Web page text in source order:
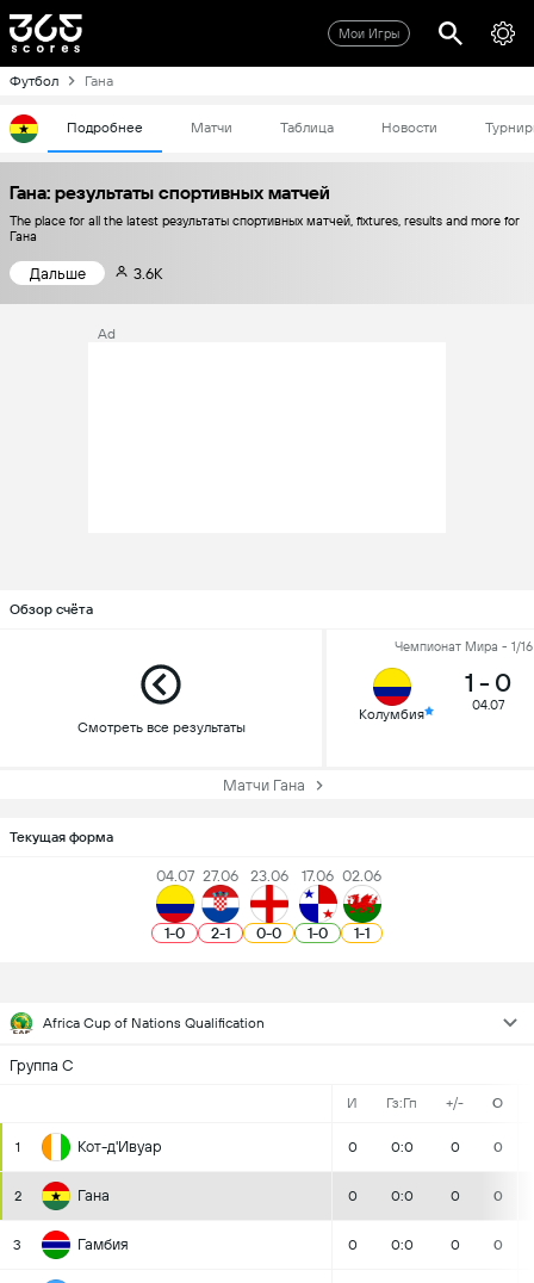
Мои Игры
Футбол Гана
Подробнее Матчи Таблица Новости
Гана: результаты спортивных матчей
The place for all the latest результаты спортивных матчей, fixtures, results and more for
Гана
Дальше 3.6K
Ad
Обзор счёта
Смотреть все результаты
Чемпионат Мира - 1/
Колумбия
1 - 0
04.07
Матчи Гана
Текущая форма
04.07
1-0
27.06
2-1
23.06
0-0
17.06
1-0
02.06
1-1
Africa Cup of Nations Qualification
Группа С
И Гз:Гп +/- О
1 Кот-д'Ивуар 0 0:0 0 0
2 Гана 0 0:0 0 0
3 Гамбия 0 0:0 0 0